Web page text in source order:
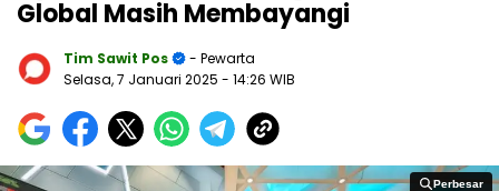
Global Masih Membayangi
Tim Sawit Pos
- Pewarta
Selasa, 7 Januari 2025 - 14:26 WIB
Perbesar
Perbesar